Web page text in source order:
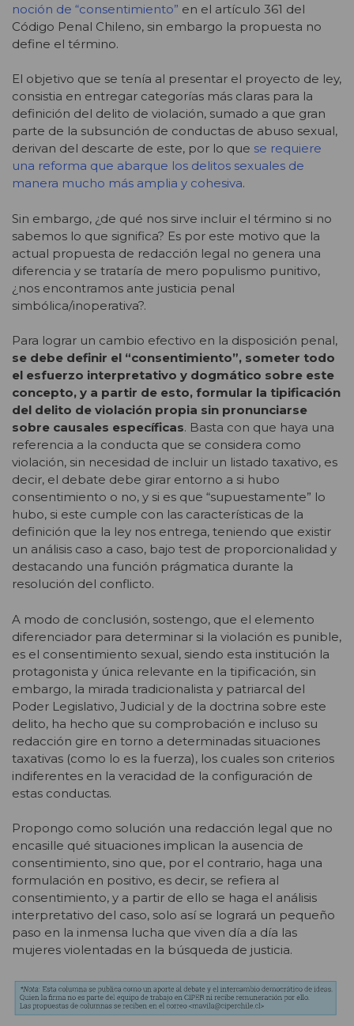
noción de “consentimiento” en el artículo 361 del
Código Penal Chileno, sin embargo la propuesta no
define el término.
El objetivo que se tenía al presentar el proyecto de ley,
consistia en entregar categorías más claras para la
definición del delito de violación, sumado a que gran
parte de la subsunción de conductas de abuso sexual,
derivan del descarte de este, por lo que se requiere
una reforma que abarque los delitos sexuales de
manera mucho más amplia y cohesiva.
Sin embargo, ¿de qué nos sirve incluir el término si no
sabemos lo que significa? Es por este motivo que la
actual propuesta de redacción legal no genera una
diferencia y se trataría de mero populismo punitivo,
¿nos encontramos ante justicia penal
simbólica/inoperativa?.
Para lograr un cambio efectivo en la disposición penal,
se debe definir el “consentimiento”, someter todo
el esfuerzo interpretativo y dogmático sobre este
concepto, y a partir de esto, formular la tipificación
del delito de violación propia sin pronunciarse
sobre causales específicas. Basta con que haya una
referencia a la conducta que se considera como
violación, sin necesidad de incluir un listado taxativo, es
decir, el debate debe girar entorno a si hubo
consentimiento o no, y si es que “supuestamente” lo
hubo, si este cumple con las características de la
definición que la ley nos entrega, teniendo que existir
un análisis caso a caso, bajo test de proporcionalidad y
destacando una función prágmatica durante la
resolución del conflicto.
A modo de conclusión, sostengo, que el elemento
diferenciador para determinar si la violación es punible,
es el consentimiento sexual, siendo esta institución la
protagonista y única relevante en la tipificación, sin
embargo, la mirada tradicionalista y patriarcal del
Poder Legislativo, Judicial y de la doctrina sobre este
delito, ha hecho que su comprobación e incluso su
redacción gire en torno a determinadas situaciones
taxativas (como lo es la fuerza), los cuales son criterios
indiferentes en la veracidad de la configuración de
estas conductas.
Propongo como solución una redacción legal que no
encasille qué situaciones implican la ausencia de
consentimiento, sino que, por el contrario, haga una
formulación en positivo, es decir, se refiera al
consentimiento, y a partir de ello se haga el análisis
interpretativo del caso, solo así se logrará un pequeño
paso en la inmensa lucha que viven día a día las
mujeres violentadas en la búsqueda de justicia.